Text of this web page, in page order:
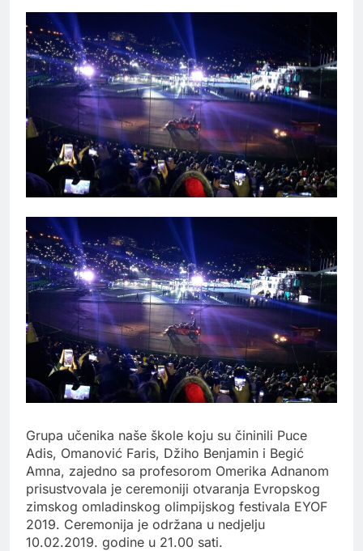
Grupa učenika naše škole koju su čininili Puce
Adis, Omanović Faris, Džiho Benjamin i Begić
Amna, zajedno sa profesorom Omerika Adnanom
prisustvovala je ceremoniji otvaranja Evropskog
zimskog omladinskog olimpijskog festivala EYOF
2019. Ceremonija je održana u nedjelju
10.02.2019. godine u 21.00 sati.